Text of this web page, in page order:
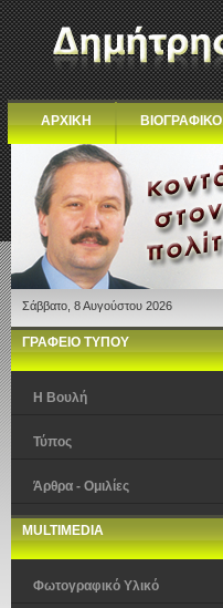
ΑΡΧΙΚΗ ΒΙΟΓΡΑΦΙΚΟ
Σάββατο, 8 Αυγούστου 2026
ΓΡΑΦΕΙΟ ΤΥΠΟΥ
Η Βουλή
Τύπος
Άρθρα - Ομιλίες
MULTIMEDIA
Φωτογραφικό Υλικό